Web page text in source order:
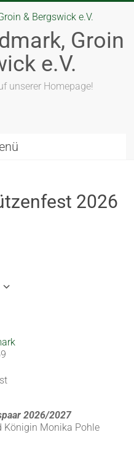
Groin
e.V.
unserer Homepage!
2026
2026/2027
Königin Monika Pohle